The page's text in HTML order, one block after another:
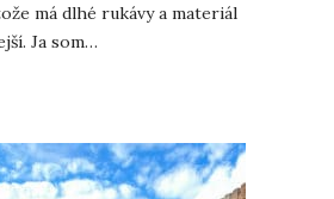
má dlhé rukávy a materiál
Ja som…